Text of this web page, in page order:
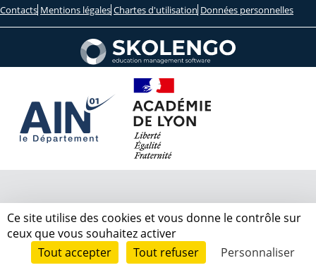
Contacts Mentions légales Chartes d'utilisation Données personnelles
Ce site utilise des cookies et vous donne le contrôle sur
ceux que vous souhaitez activer
Tout accepter
Tout refuser Personnaliser